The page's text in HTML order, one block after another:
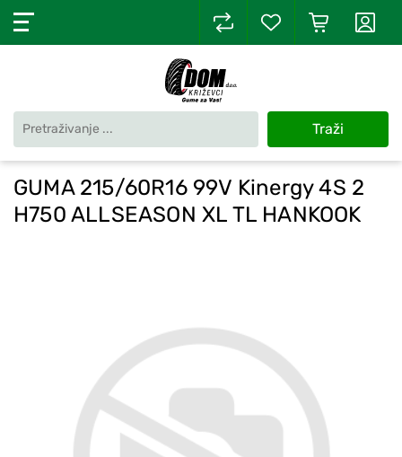
Traži
GUMA 215/60R16 99V Kinergy 4S 2
H750 ALLSEASON XL TL HANKOOK